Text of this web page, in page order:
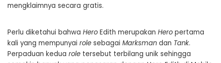
mengklaimnya secara gratis.
Perlu diketahui bahwa Hero Edith merupakan Hero pertama
kali yang mempunyai role sebagai Marksman dan Tank.
Perpaduan kedua role tersebut terbilang unik sehingga